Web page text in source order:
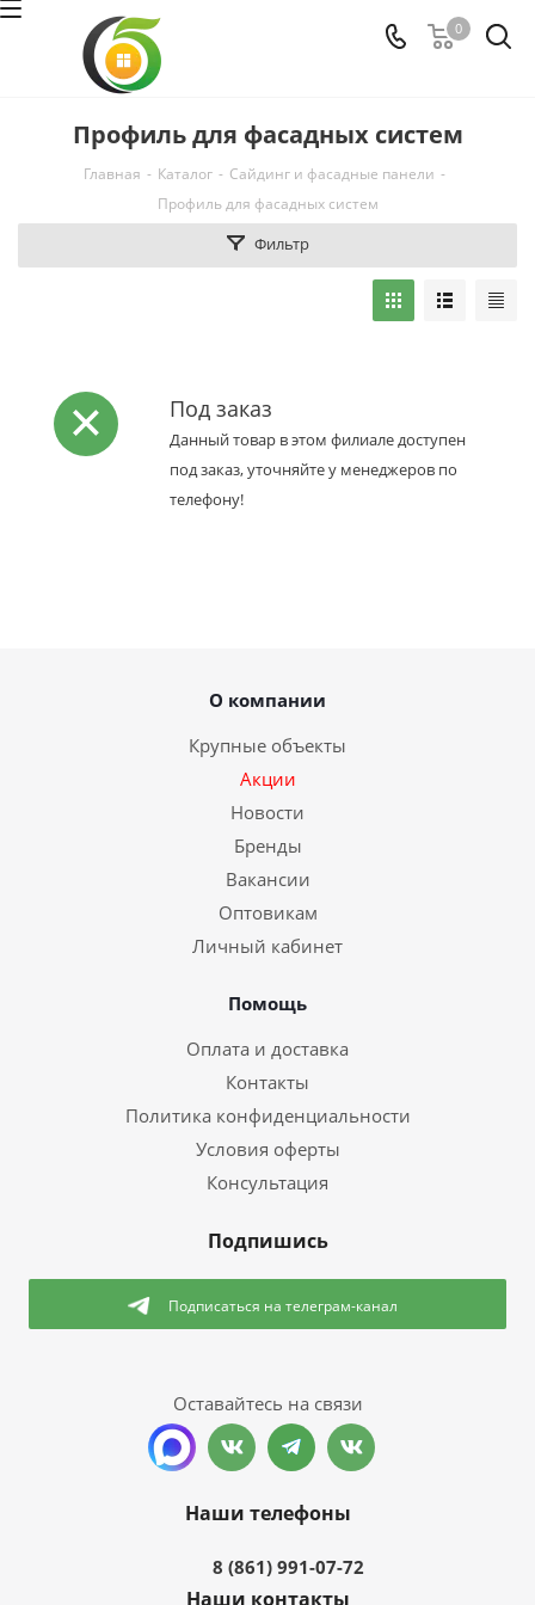
0
Профиль для фасадных систем
Главная - Каталог - Сайдинг и фасадные панели -
Профиль для фасадных систем
Фильтр
Под заказ
Данный товар в этом филиале доступен
под заказ, уточняйте у менеджеров по
телефону!
О компании
Крупные объекты
Акции
Новости
Бренды
Вакансии
Оптовикам
Личный кабинет
Помощь
Оплата и доставка
Контакты
Политика конфиденциальности
Условия оферты
Консультация
Подпишись
Подписаться на телеграм-канал
Оставайтесь на связи
Наши телефоны
8 (861) 991-07-72
Наши контакты